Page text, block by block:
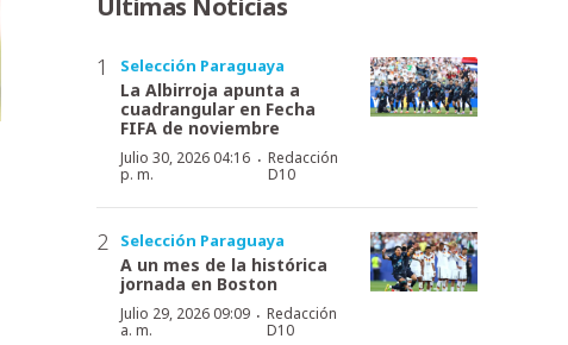
Selección Paraguaya
La Albirroja apunta a
cuadrangular en Fecha
FIFA de noviembre
Julio 30, 2026 04:16
p. m.
· Redacción
D10
Selección Paraguaya
A un mes de la histórica
jornada en Boston
Julio 29, 2026 09:09
a. m.
·Redacción
D10